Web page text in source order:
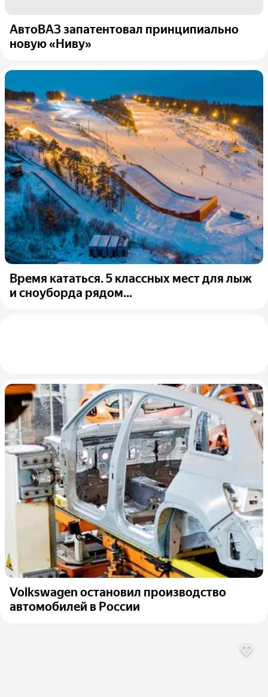
АвтоВАЗ запатентовал принципиально
новую «Ниву»
Время кататься. 5 классных мест для лыж
и сноуборда рядом...
Volkswagen остановил производство
автомобилей в России